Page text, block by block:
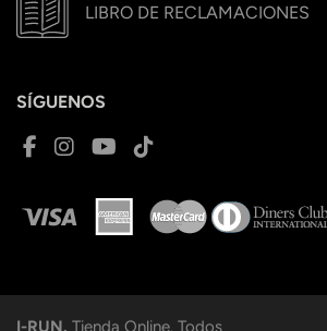
LIBRO DE RECLAMACIONES
SÍGUENOS
I-RUN. Tienda Online. Todos